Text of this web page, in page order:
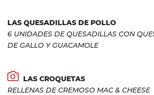
LAS QUESADILLAS DE POLLO
6 UNIDADES DE QUESADILLAS CON
DE GALLO Y GUACAMOLE
LAS CROQUETAS
RELLENAS DE CREMOSO MAC & CHEESE